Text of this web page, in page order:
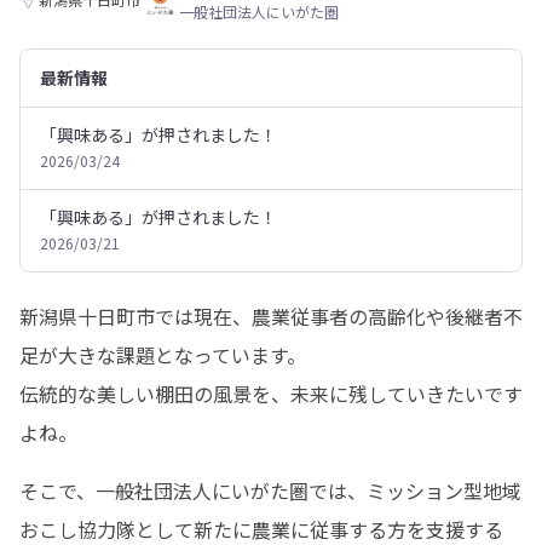
一般社団法人にいがた圏
最新情報
「興味ある」が押されました！
2026/03/24
「興味ある」が押されました！
2026/03/21
新潟県十日町市では現在、農業従事者の高齢化や後継者不
足が大きな課題となっています。
伝統的な美しい棚田の風景を、未来に残していきたいです
よね。
そこで、一般社団法人にいがた圏では、ミッション型地域
おこし協力隊として新たに農業に従事する方を支援する